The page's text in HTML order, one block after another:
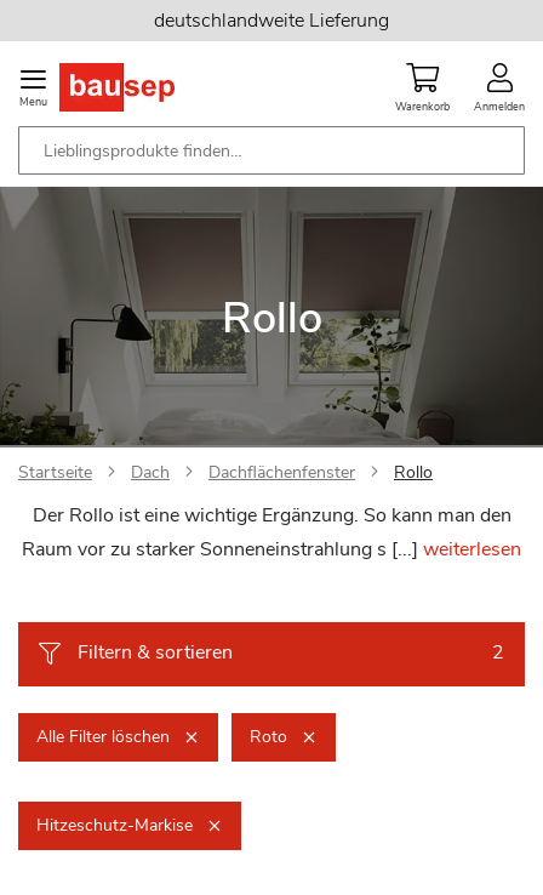
Inhalt
springen
deutschlandweite Lieferung
Menu Warenkorb Anmelden
Rollo
Startseite Dach Dachflächenfenster Rollo
Der Rollo ist eine wichtige Ergänzung. So kann man den
Raum vor zu starker Sonneneinstrahlung s [...] weiterlesen
Filtern & sortieren 2
Alle Filter löschen Roto
Hitzeschutz-Markise